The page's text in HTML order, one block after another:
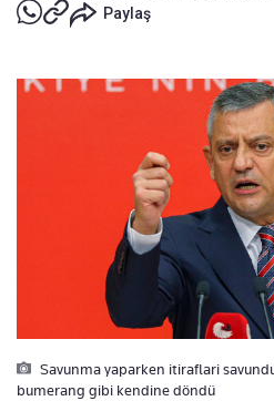
Paylaş
Savunma yaparken itiraflari
bumerang gibi kendine döndü